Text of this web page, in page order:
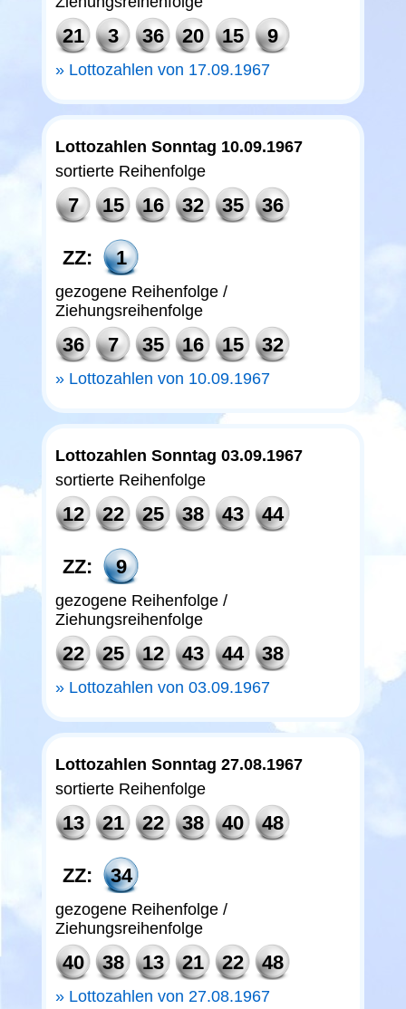
21 3 36 20 15 9
Lottozahlen von 17.09.1967
Lottozahlen Sonntag 10.09.1967
sortierte Reihenfolge
7 15 16 32 35 36
ZZ: 1
gezogene Reihenfolge /
Ziehungsreihenfolge
36 7 35 16 15 32
Lottozahlen von 10.09.1967
Lottozahlen Sonntag 03.09.1967
sortierte Reihenfolge
12 22 25 38 43 44
ZZ: 9
gezogene Reihenfolge /
Ziehungsreihenfolge
22 25 12 43 44 38
Lottozahlen von 03.09.1967
Lottozahlen Sonntag 27.08.1967
sortierte Reihenfolge
13 21 22 38 40 48
ZZ: 34
gezogene Reihenfolge /
Ziehungsreihenfolge
40 38 13 21 22 48
Lottozahlen von 27.08.1967